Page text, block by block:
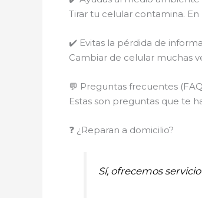
Tirar tu celular contamina.
✔️ Evitas la pérdida de
Cambiar de celular muchas
💬 Preguntas frecuentes
Estas son preguntas que te
❓ ¿Reparan a domicilio?
Sí, ofrecemos